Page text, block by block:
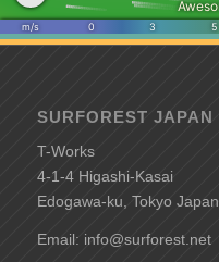
SURFOREST JAPAN
T-Works
4-1-4 Higashi-Kasai
Edogawa-ku, Tokyo Japan
Email: info@surforest.net